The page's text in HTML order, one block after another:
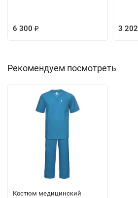
6 300 ₽ 3 202
Рекомендуем посмотреть
Костюм медицинский